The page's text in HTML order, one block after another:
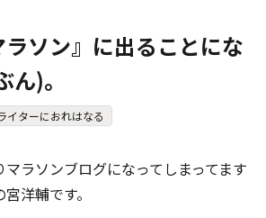
れる方へ
プランナー」
グ
テスト情報及びプレゼン
ラソン』に出ることにな
)。
イターにおれはなる
ラソンブログになってしまってます
洋輔です。